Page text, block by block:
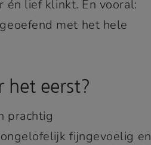
lief klinkt. En vooral:
met het hele
het eerst?
prachtig
fijngevoelig en